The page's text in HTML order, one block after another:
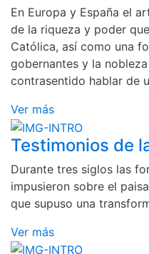
En Europa y España el
de la riqueza y poder
Católica, así como una
gobernantes y la
contrasentido hablar de
Ver más
Testimonios de
Durante tres siglos las
impusieron sobre el
que supuso una
Ver más